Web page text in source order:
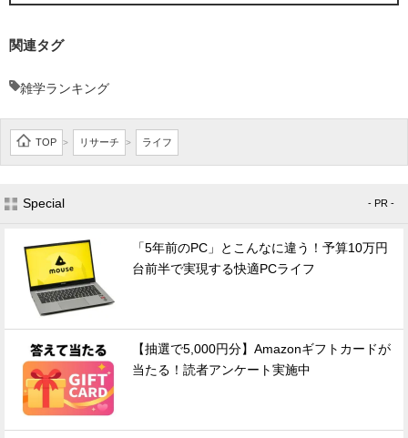
関連タグ
雑学ランキング
TOP > リサーチ > ライフ
Special - PR -
「5年前のPC」とこんなに違う！予算10万円
台前半で実現する快適PCライフ
【抽選で5,000円分】Amazonギフトカードが
当たる！読者アンケート実施中